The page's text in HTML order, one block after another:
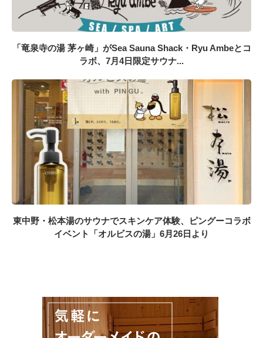
「竜泉寺の湯 茅ヶ崎」がSea Sauna Shack・Ryu Ambeとコ
ラボ、7月4日限定サウナ...
東中野・松本湯のサウナでスキンケア体験、ピングーコラボ
イベント「オルビスの湯」6月26日より